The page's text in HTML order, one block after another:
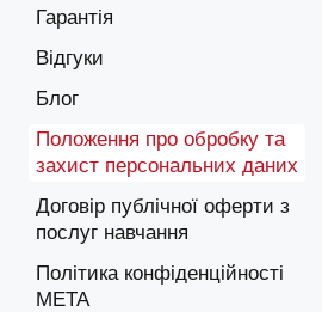
Гарантія
Відгуки
Блог
Положення про обробку та
захист персональних даних
Договір публічної оферти з
послуг навчання
Політика конфіденційності
META